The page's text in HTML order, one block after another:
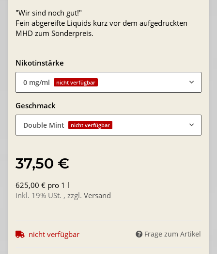
"Wir sind noch gut!"
Fein abgereifte Liquids kurz vor dem aufgedruckten
MHD zum Sonderpreis.
Nikotinstärke
0 mg/ml nicht verfügbar
Geschmack
Double Mint nicht verfügbar
37,50 €
625,00 € pro 1 l
inkl. 19% USt. , zzgl. Versand
nicht verfügbar Frage zum Artikel